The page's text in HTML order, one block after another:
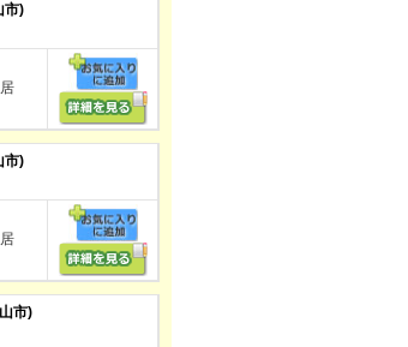
市)
市)
市)